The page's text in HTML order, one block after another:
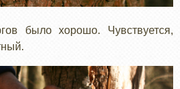
было хорошо. Чувствуется,